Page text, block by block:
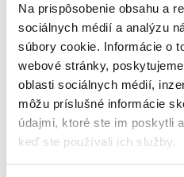
Na prispôsobenie obsahu a
sociálnych médií a analýzu
súbory cookie. Informácie o
webové stránky,
oblasti sociálnych médií,
môžu príslušné informácie
údajmi, ktoré ste im poskytli
keď ste používali ich služby.
Fotky našich zákazníkov Pozri ďalšie
Popis
Krmivo pre dospelé mačky
Bez pridaných farbív a